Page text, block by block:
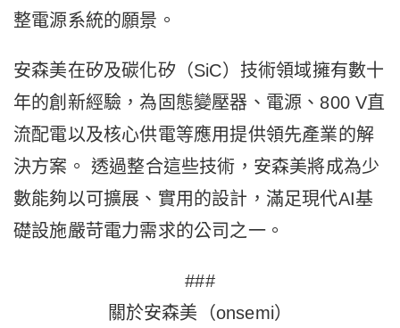
整電源系統的願景。
安森美在矽及碳化矽（SiC）技術領域擁有數十
年的創新經驗，為固態變壓器、電源、800 V直
流配電以及核心供電等應用提供領先產業的解
決方案。 透過整合這些技術，安森美將成為少
數能夠以可擴展、實用的設計，滿足現代AI基
礎設施嚴苛電力需求的公司之一。
###
關於安森美（onsemi）